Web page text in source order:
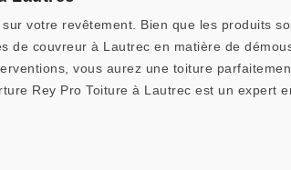
votre revêtement. Bien que les produits
de couvreur à Lautrec en matière de
vous aurez une toiture
Rey Pro Toiture à Lautrec est un expert